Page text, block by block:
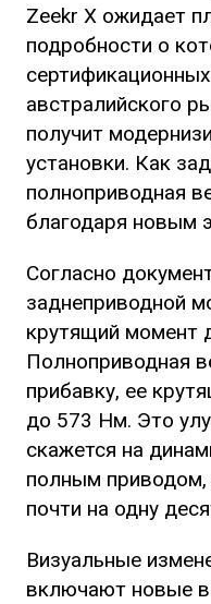
Zeekr X ожидает
подробности о
австралийского
получит
установки. Как
полноприводная
благодаря новым
Согласно
заднеприводной
крутящий момент
Полноприводная
прибавку, ее
до 573 Нм. Это
скажется на
полным приводом,
почти на одну
Визуальные
включают новые